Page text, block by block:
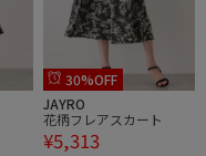
30%OFF
JAYRO
花柄フレアスカート
¥5,313